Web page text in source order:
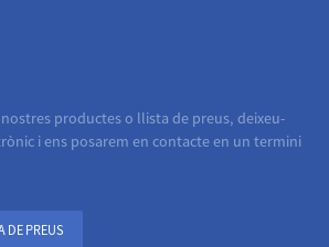
productes o llista de preus, deixeu-
i ens posarem en contacte en un termini
DE PREUS